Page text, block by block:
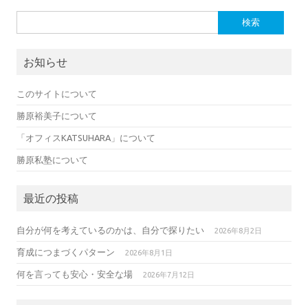
k
お知らせ
このサイトについて
勝原裕美子について
「オフィスKATSUHARA」について
勝原私塾について
最近の投稿
自分が何を考えているのかは、自分で探りたい 2026年8月2日
育成につまづくパターン 2026年8月1日
何を言っても安心・安全な場 2026年7月12日